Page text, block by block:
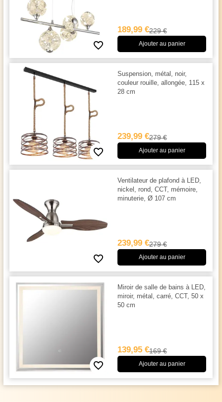
189,99 €229 €
Ajouter au panier
Suspension, métal, noir,
couleur rouille, allongée, 115 x
28 cm
239,99 €279 €
Ajouter au panier
Ventilateur de plafond à LED,
nickel, rond, CCT, mémoire,
minuterie, Ø 107 cm
239,99 €279 €
Ajouter au panier
Miroir de salle de bains à LED,
miroir, métal, carré, CCT, 50 x
50 cm
139,95 €169 €
Ajouter au panier